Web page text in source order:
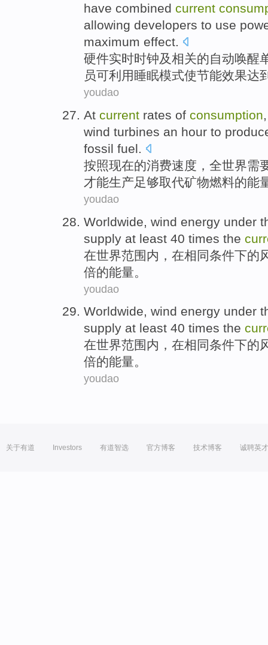
have combined current
allowing developers to use
maximum effect.
硬件实时时钟及相关的自动唤醒
员可利用 睡眠模式使节能效果达
youdao
At current rates of consumption
wind turbines an hour to
fossil fuel.
按照现在的消费速度 ， 全世界需
才能生产足够取代矿物燃料的能
youdao
Worldwide wind energy under
supply at least 40 times the
在世界范围内 ， 在相同条件下的
倍的能量 。
youdao
Worldwide, wind energy under
supply at least 40 times the
在世界范围内 ， 在相同条件下的
倍的能量。
youdao
关于有道 Investors 有道智选 官方博客 技术博客 诚聘英才